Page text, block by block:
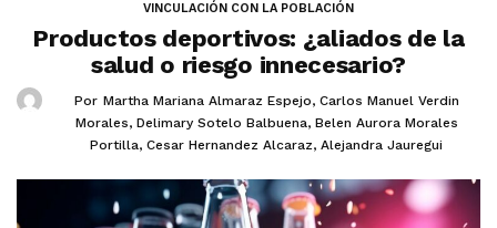
VINCULACIÓN CON LA POBLACIÓN
Productos deportivos: ¿aliados de la
salud o riesgo innecesario?
Por Martha Mariana Almaraz Espejo, Carlos Manuel Verdin
Morales, Delimary Sotelo Balbuena, Belen Aurora Morales
Portilla, Cesar Hernandez Alcaraz, Alejandra Jauregui